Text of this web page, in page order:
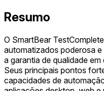
Resumo
O SmartBear
automatizados poderosa
a garantia de qualidade
Seus principais pontos
capacidades de